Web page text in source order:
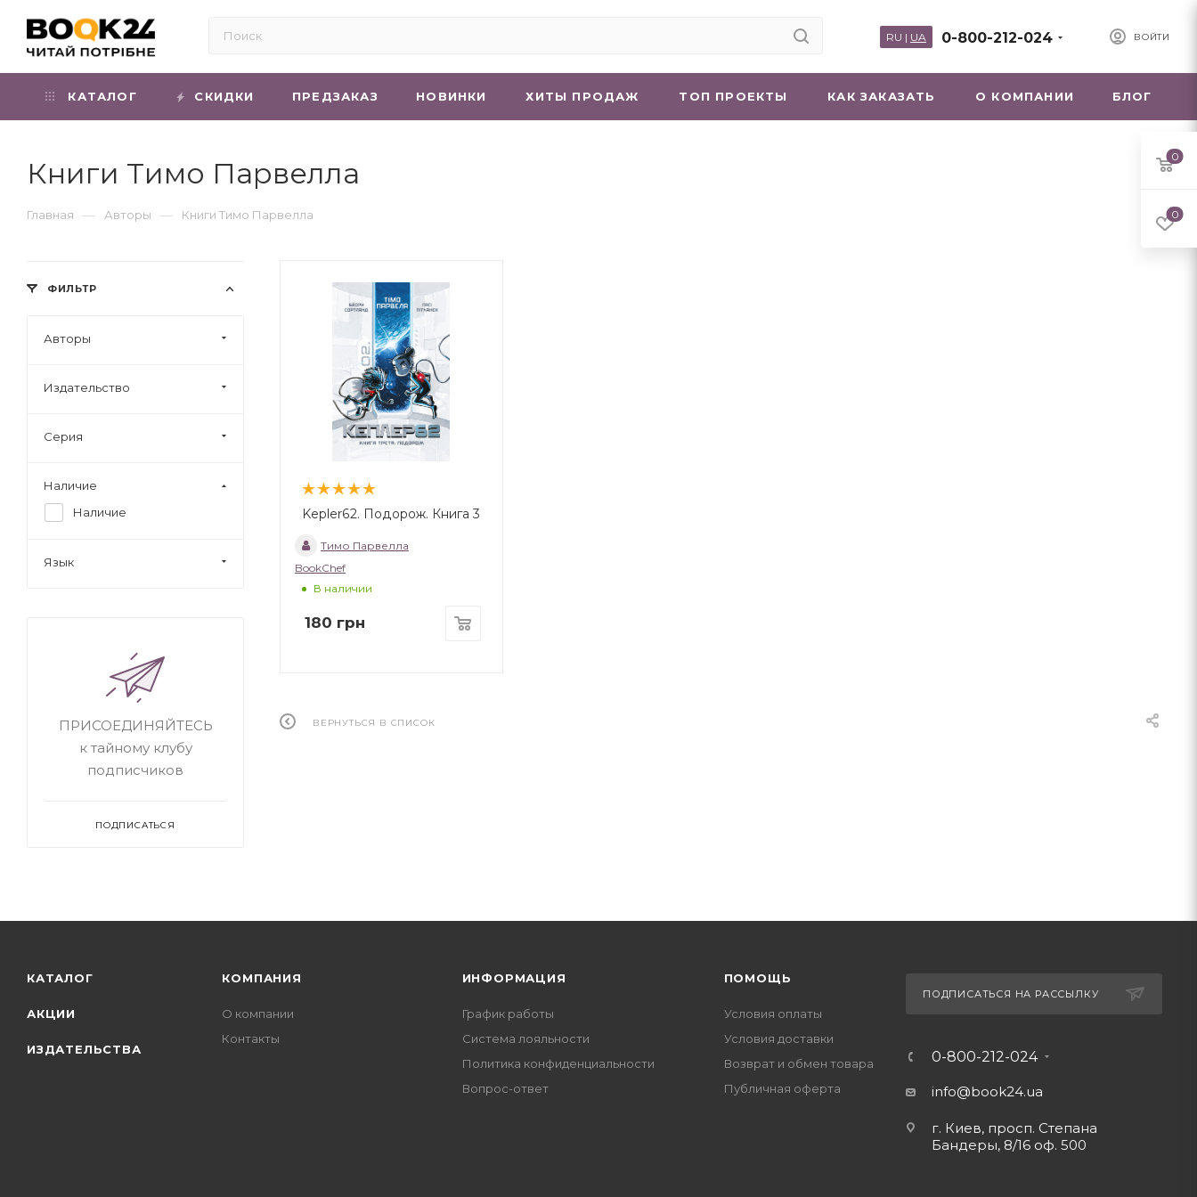
ВОЙТИ
0-800-212-024
RU | UA
КАТАЛОГ СКИДКИ ПРЕДЗАКАЗ НОВИНКИ ХИТЫ ПРОДАЖ ТОП ПРОЕКТЫ КАК ЗАКАЗАТЬ О КОМПАНИИ БЛОГ
Книги Тимо Парвелла
Главная — Авторы — Книги Тимо Парвелла
Kepler62. Подорож. Книга 3
Тимо Парвелла
BookChef
В наличии
180 грн
ВЕРНУТЬСЯ В СПИСОК
ФИЛЬТР
Авторы
Издательство
Серия
Наличие
Наличие
Язык
ПРИСОЕДИНЯЙТЕСЬ
к тайному клубу
подписчиков
ПОДПИСАТЬСЯ
КАТАЛОГ
АКЦИИ
ИЗДАТЕЛЬСТВА
КОМПАНИЯ
О компании
Контакты
ИНФОРМАЦИЯ
График работы
Система лояльности
Политика конфиденциальности
Вопрос-ответ
ПОМОЩЬ
Условия оплаты
Условия доставки
Возврат и обмен товара
Публичная оферта
ПОДПИСАТЬСЯ НА РАССЫЛКУ
0-800-212-024
info@book24.ua
г. Киев, просп. Степана
Бандеры, 8/16 оф. 500
0
0